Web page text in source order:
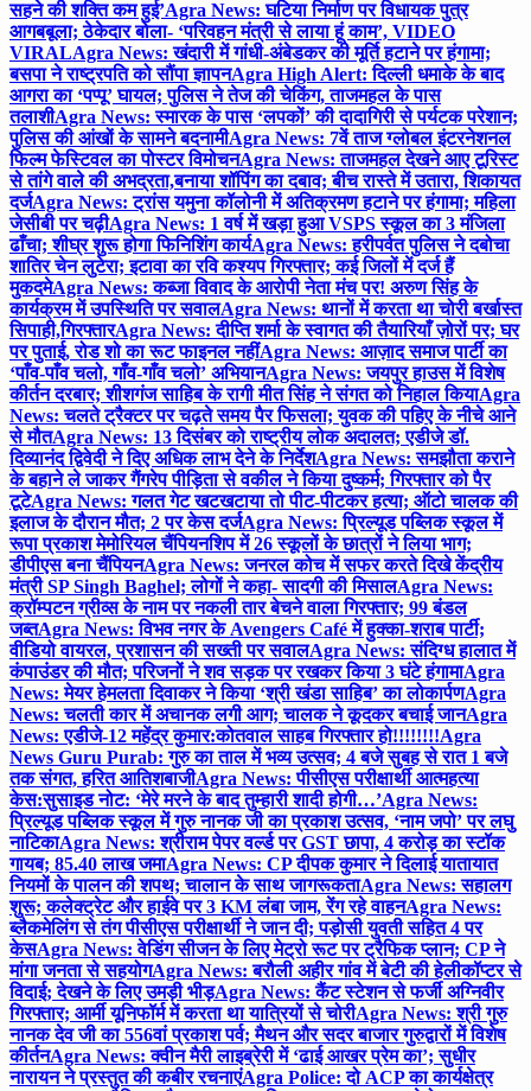
सहने की शक्ति कम हुई’Agra News: घटिया निर्माण पर विधायक पुत्र
आगबबूला; ठेकेदार बोला- ‘परिवहन मंत्री से लाया हूं काम’, VIDEO
VIRALAgra News: खंदारी में गांधी-अंबेडकर की मूर्ति हटाने पर हंगामा;
बसपा ने राष्ट्रपति को सौंपा ज्ञापनAgra High Alert: दिल्ली धमाके के बाद
आगरा का ‘पप्पू’ घायल; पुलिस ने तेज की चेकिंग, ताजमहल के पास
तलाशीAgra News: स्मारक के पास ‘लपकों’ की दादागिरी से पर्यटक परेशान;
पुलिस की आंखों के सामने बदनामीAgra News: 7वें ताज ग्लोबल इंटरनेशनल
फिल्म फेस्टिवल का पोस्टर विमोचनAgra News: ताजमहल देखने आए टूरिस्ट
से तांगे वाले की अभद्रता,बनाया शॉपिंग का दबाव; बीच रास्ते में उतारा, शिकायत
दर्जAgra News: ट्रांस यमुना कॉलोनी में अतिक्रमण हटाने पर हंगामा; महिला
जेसीबी पर चढ़ीAgra News: 1 वर्ष में खड़ा हुआ VSPS स्कूल का 3 मंजिला
ढाँचा; शीघ्र शुरू होगा फिनिशिंग कार्यAgra News: हरीपर्वत पुलिस ने दबोचा
शातिर चेन लुटेरा; इटावा का रवि कश्यप गिरफ्तार; कई जिलों में दर्ज हैं
मुकदमेAgra News: कब्जा विवाद के आरोपी नेता मंच पर! अरुण सिंह के
कार्यक्रम में उपस्थिति पर सवालAgra News: थानों में करता था चोरी बर्खास्त
सिपाही,गिरफ्तारAgra News: दीप्ति शर्मा के स्वागत की तैयारियाँ ज़ोरों पर; घर
पर पुताई, रोड शो का रूट फाइनल नहींAgra News: आज़ाद समाज पार्टी का
‘पाँव-पाँव चलो, गाँव-गाँव चलो’ अभियानAgra News: जयपुर हाउस में विशेष
कीर्तन दरबार; शीशगंज साहिब के रागी मीत सिंह ने संगत को निहाल कियाAgra
News: चलते ट्रैक्टर पर चढ़ते समय पैर फिसला; युवक की पहिए के नीचे आने
से मौतAgra News: 13 दिसंबर को राष्ट्रीय लोक अदालत; एडीजे डॉ.
दिव्यानंद द्विवेदी ने दिए अधिक लाभ देने के निर्देशAgra News: समझौता कराने
के बहाने ले जाकर गैंगरेप पीड़िता से वकील ने किया दुष्कर्म; गिरफ्तार को पैर
टूटेAgra News: गलत गेट खटखटाया तो पीट-पीटकर हत्या; ऑटो चालक की
इलाज के दौरान मौत; 2 पर केस दर्जAgra News: प्रिल्यूड पब्लिक स्कूल में
रूपा प्रकाश मेमोरियल चैंपियनशिप में 26 स्कूलों के छात्रों ने लिया भाग;
डीपीएस बना चैंपियनAgra News: जनरल कोच में सफर करते दिखे केंद्रीय
मंत्री SP Singh Baghel; लोगों ने कहा- सादगी की मिसालAgra News:
क्रॉम्पटन ग्रीव्स के नाम पर नकली तार बेचने वाला गिरफ्तार; 99 बंडल
जब्तAgra News: विभव नगर के Avengers Café में हुक्का-शराब पार्टी;
वीडियो वायरल, प्रशासन की सख्ती पर सवालAgra News: संदिग्ध हालात में
कंपाउंडर की मौत; परिजनों ने शव सड़क पर रखकर किया 3 घंटे हंगामाAgra
News: मेयर हेमलता दिवाकर ने किया ‘श्री खंडा साहिब’ का लोकार्पणAgra
News: चलती कार में अचानक लगी आग; चालक ने कूदकर बचाई जानAgra
News: एडीजे-12 महेंद्र कुमार:कोतवाल साहब गिरफ्तार हो!!!!!!!!Agra
News Guru Purab: गुरु का ताल में भव्य उत्सव; 4 बजे सुबह से रात 1 बजे
तक संगत, हरित आतिशबाजीAgra News: पीसीएस परीक्षार्थी आत्महत्या
केस:सुसाइड नोट: ‘मेरे मरने के बाद तुम्हारी शादी होगी…’Agra News:
प्रिल्यूड पब्लिक स्कूल में गुरु नानक जी का प्रकाश उत्सव, ‘नाम जपो’ पर लघु
नाटिकाAgra News: श्रीराम पेपर वर्ल्ड पर GST छापा, 4 करोड़ का स्टॉक
गायब; 85.40 लाख जमाAgra News: CP दीपक कुमार ने दिलाई यातायात
नियमों के पालन की शपथ; चालान के साथ जागरूकताAgra News: सहालग
शुरू; कलेक्ट्रेट और हाईवे पर 3 KM लंबा जाम, रेंग रहे वाहनAgra News:
ब्लैकमेलिंग से तंग पीसीएस परीक्षार्थी ने जान दी; पड़ोसी युवती सहित 4 पर
केसAgra News: वेडिंग सीजन के लिए मेट्रो रूट पर ट्रैफिक प्लान; CP ने
मांगा जनता से सहयोगAgra News: बरौली अहीर गांव में बेटी की हेलीकॉप्टर से
विदाई; देखने के लिए उमड़ी भीड़Agra News: कैंट स्टेशन से फर्जी अग्निवीर
गिरफ्तार; आर्मी यूनिफॉर्म में करता था यात्रियों से चोरीAgra News: श्री गुरु
नानक देव जी का 556वां प्रकाश पर्व; मैथन और सदर बाजार गुरुद्वारों में विशेष
कीर्तनAgra News: क्वीन मैरी लाइब्रेरी में ‘ढाई आखर प्रेम का’; सुधीर
नारायन ने प्रस्तुत की कबीर रचनाएंAgra Police: दो ACP का कार्यक्षेत्र